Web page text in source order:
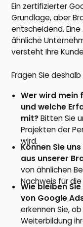
Ein zertifizierter
Grundlage, aber
entscheidend.
ähnliche
versteht Ihre
Fragen Sie
Wer wird mein
und welche
mit?Bitten Sie
Projekten der
wird.
Können Sie
aus unserer
von ähnlichen
Nachweis für
Wie bleiben
von Google
erkennen Sie,
Weiterbildung